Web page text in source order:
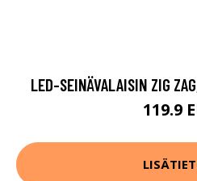
LED-SEINÄVALAISIN ZIG
119.9